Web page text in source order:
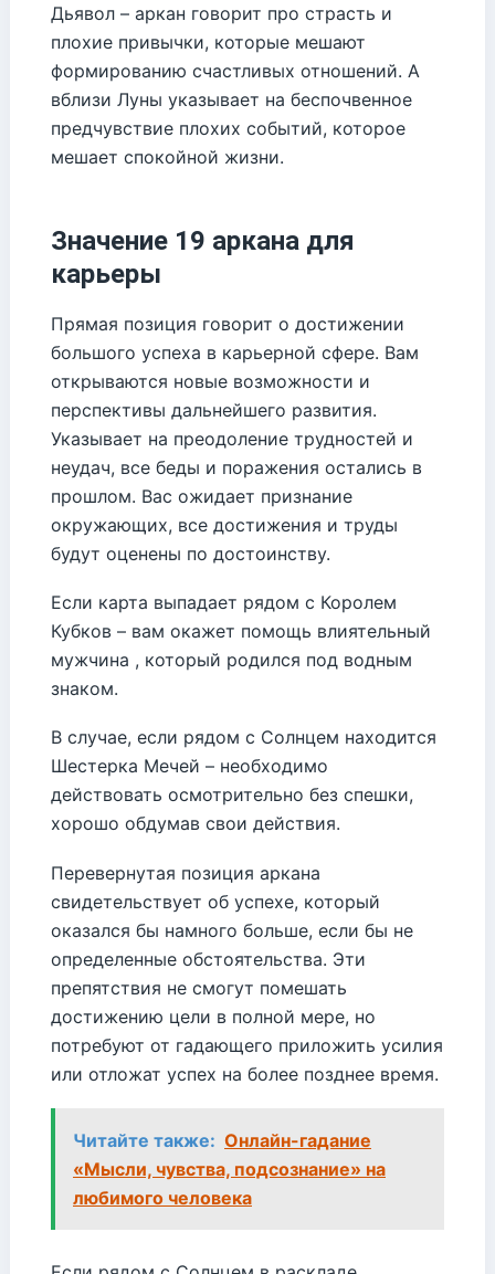
Дьявол – аркан говорит про страсть и
плохие привычки, которые мешают
формированию счастливых отношений. А
вблизи Луны указывает на беспочвенное
предчувствие плохих событий, которое
мешает спокойной жизни.
Значение 19 аркана для
карьеры
Прямая позиция говорит о достижении
большого успеха в карьерной сфере. Вам
открываются новые возможности и
перспективы дальнейшего развития.
Указывает на преодоление трудностей и
неудач, все беды и поражения остались в
прошлом. Вас ожидает признание
окружающих, все достижения и труды
будут оценены по достоинству.
Если карта выпадает рядом с Королем
Кубков – вам окажет помощь влиятельный
мужчина , который родился под водным
знаком.
В случае, если рядом с Солнцем находится
Шестерка Мечей – необходимо
действовать осмотрительно без спешки,
хорошо обдумав свои действия.
Перевернутая позиция аркана
свидетельствует об успехе, который
оказался бы намного больше, если бы не
определенные обстоятельства. Эти
препятствия не смогут помешать
достижению цели в полной мере, но
потребуют от гадающего приложить усилия
или отложат успех на более позднее время.
Читайте также: Онлайн-гадание
«Мысли, чувства, подсознание» на
любимого человека